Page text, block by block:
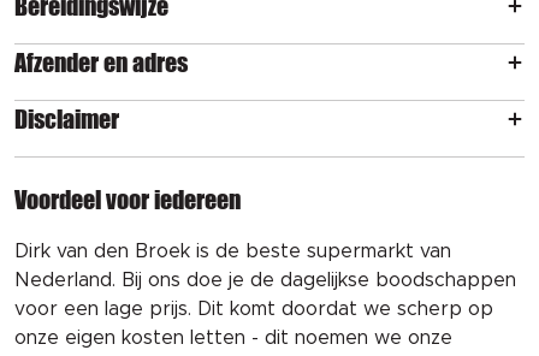
Bereidingswijze
Afzender en adres
Disclaimer
Voordeel voor iedereen
Dirk van den Broek is de beste supermarkt van
Nederland. Bij ons doe je de dagelijkse boodschappen
voor een lage prijs. Dit komt doordat we scherp op
onze eigen kosten letten - dit noemen we onze